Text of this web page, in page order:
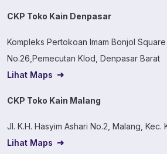
CKP Toko Kain Denpasar
Kompleks Pertokoan Imam Bonjol
No.26,Pemecutan Klod, Denpasar Barat
Lihat Maps
CKP Toko Kain Malang
Jl. K.H. Hasyim Ashari No.2, Malang, Kec.
Lihat Maps